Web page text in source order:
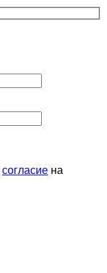
согласие на